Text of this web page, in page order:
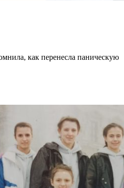
как перенесла паническую